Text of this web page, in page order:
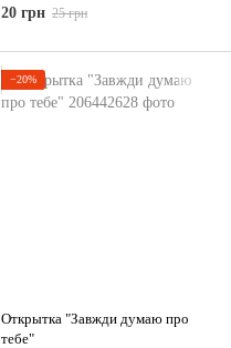
20 грн 25 грн
−20%
Открытка "Завжди думаю про
тебе"